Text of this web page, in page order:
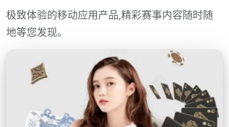
极致体验的移动应用产品,精彩赛事内容随时随
地等您发现。